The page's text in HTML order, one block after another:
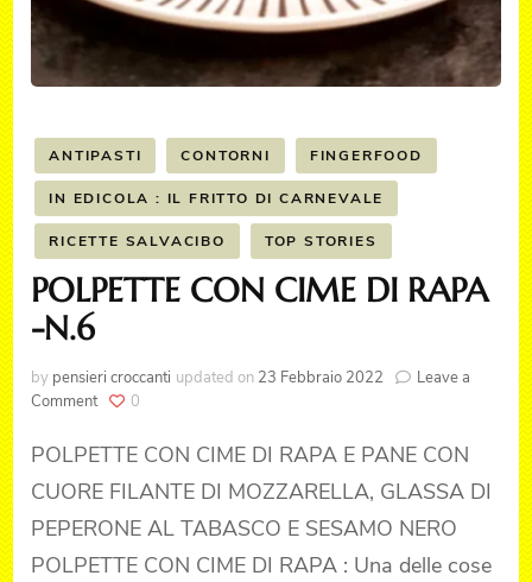
ANTIPASTI CONTORNI FINGERFOOD
IN EDICOLA : IL FRITTO DI CARNEVALE
RICETTE SALVACIBO TOP STORIES
POLPETTE CON CIME DI RAPA
-N.6
by pensieri croccanti updated on 23 Febbraio 2022
Leave a
Commenton
CON
DI
RAPA
-
N.6
0
POLPETTE CON CIME DI RAPA E PANE CON
CUORE FILANTE DI MOZZARELLA, GLASSA DI
PEPERONE AL TABASCO E SESAMO NERO
POLPETTE CON CIME DI RAPA : Una delle cose